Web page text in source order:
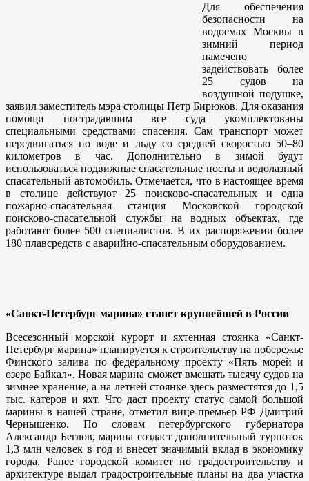
Для обеспечения
безопасности на
водоемах Москвы в
зимний период
намечено
задействовать более
25 судов на
воздушной подушке,
заявил заместитель мэра столицы Петр Бирюков. Для оказания
помощи пострадавшим все суда укомплектованы
специальными средствами спасения. Сам транспорт может
передвигаться по воде и льду со средней скоростью 50–80
километров в час. Дополнительно в зимой будут
использоваться подвижные спасательные посты и водолазный
спасательный автомобиль. Отмечается, что в настоящее время
в столице действуют 25 поисково-спасательных и одна
пожарно-спасательная станция Московской городской
поисково-спасательной службы на водных объектах, где
работают более 500 специалистов. В их распоряжении более
180 плавсредств с аварийно-спасательным оборудованием.
«Санкт-Петербург марина» станет крупнейшей в России
Всесезонный морской курорт и яхтенная стоянка «Санкт-
Петербург марина» планируется к строительству на побережье
Финского залива по федеральному проекту «Пять морей и
озеро Байкал». Новая марина сможет вмещать тысячу судов на
зимнее хранение, а на летней стоянке здесь разместятся до 1,5
тыс. катеров и яхт. Что даст проекту статус самой большой
марины в нашей стране, отметил вице-премьер РФ Дмитрий
Чернышенко. По словам петербургского губернатора
Александр Беглов, марина создаст дополнительный турпоток
1,3 млн человек в год и внесет значимый вклад в экономику
города. Ранее городской комитет по градостроительству и
архитектуре выдал градостроительные планы на два участка